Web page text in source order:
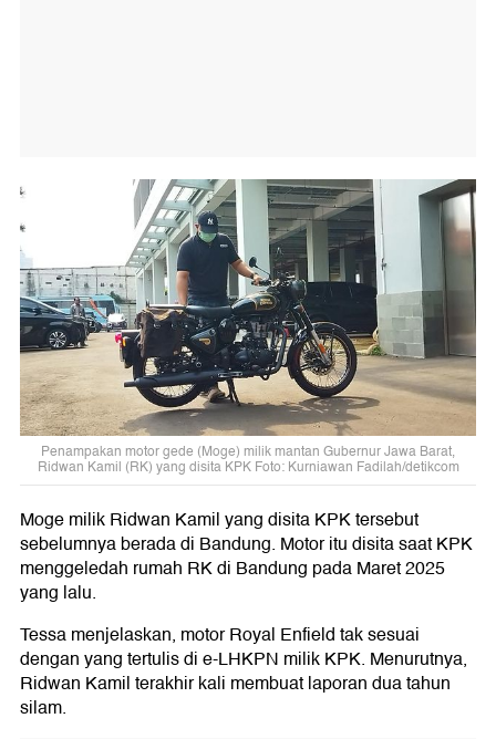
Penampakan motor gede (Moge) milik mantan Gubernur Jawa Barat,
Ridwan Kamil (RK) yang disita KPK Foto: Kurniawan Fadilah/detikcom
Moge milik Ridwan Kamil yang disita KPK tersebut
sebelumnya berada di Bandung. Motor itu disita saat KPK
menggeledah rumah RK di Bandung pada Maret 2025
yang lalu.
Tessa menjelaskan, motor Royal Enfield tak sesuai
dengan yang tertulis di e-LHKPN milik KPK. Menurutnya,
Ridwan Kamil terakhir kali membuat laporan dua tahun
silam.